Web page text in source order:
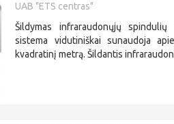
UAB "ETS centras"
Šildymas infraraudonųjų
sistema vidutiniškai sunaudoja
kvadratinį metrą. Šildantis